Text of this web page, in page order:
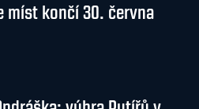
míst končí 30. června